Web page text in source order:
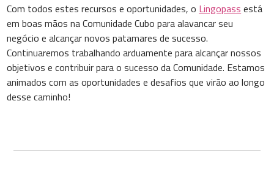
Com todos estes recursos e oportunidades, o Lingopass está
em boas mãos na Comunidade Cubo para alavancar seu
negócio e alcançar novos patamares de sucesso.
Continuaremos trabalhando arduamente para alcançar nossos
objetivos e contribuir para o sucesso da Comunidade. Estamos
animados com as oportunidades e desafios que virão ao longo
desse caminho!